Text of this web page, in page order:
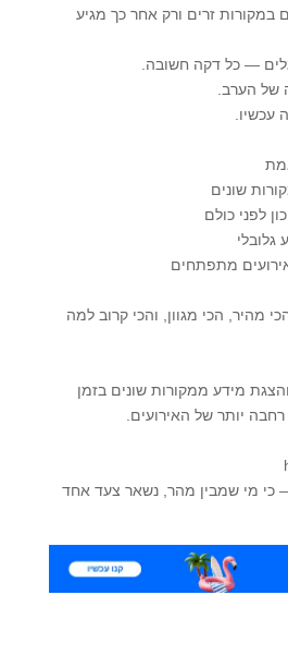
במקורות זרים ורק אחר כך מגיע
— כל דקה חשובה.
של הערב.
עכשיו.
שונים
לפני כולם
מתפתחים
מהיר, הכי מגוון, והכי קרוב למה
מידע ממקורות שונים בזמן
יותר של האירועים.
כי מי שמבין מהר, נשאר צעד אחד